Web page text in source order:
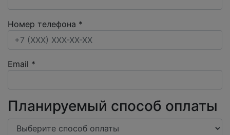
Номер телефона *
Email *
Планируемый способ оплаты